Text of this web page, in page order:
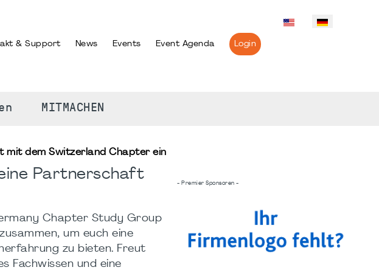
& Support News Events Event Agenda Login
MITMACHEN
mit dem Switzerland Chapter ein
Partnerschaft
Chapter Study Group
um euch eine
zu bieten. Freut
Fachwissen und eine
- Premier Sponsoren -